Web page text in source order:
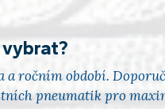
ročním období.
pneumatik pro